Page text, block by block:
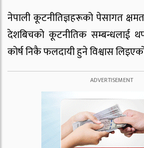
नेपाली कूटनीतिज्ञहरूको पेसागत
देशबिचको कूटनीतिक सम्बन्धलाई
कोर्ष निकै फलदायी हुने विश्वास